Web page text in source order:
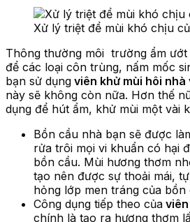
Xử lý triệt để mùi khó chịu
Thông thường môi trường ẩm ướt
để các loại côn trùng, nấm mốc
bạn sử dụng viên khử mùi hôi nhà
này sẽ không còn nữa. Hơn thế
dụng để hút ẩm, khử mùi một vài
Bồn cầu nhà bạn sẽ được
rửa trôi mọi vi khuẩn có hại
bồn cầu. Mùi hương thơm
tạo nên được sự thoải mái,
hỏng lớp men tráng của bồn
Công dụng tiếp theo của
chính là tạo ra hương thơm